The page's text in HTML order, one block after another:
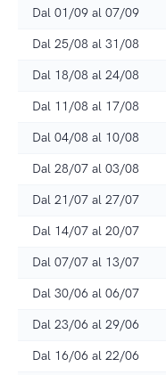
Dal 01/09 al 07/09
Dal 25/08 al 31/08
Dal 18/08 al 24/08
Dal 11/08 al 17/08
Dal 04/08 al 10/08
Dal 28/07 al 03/08
Dal 21/07 al 27/07
Dal 14/07 al 20/07
Dal 07/07 al 13/07
Dal 30/06 al 06/07
Dal 23/06 al 29/06
Dal 16/06 al 22/06